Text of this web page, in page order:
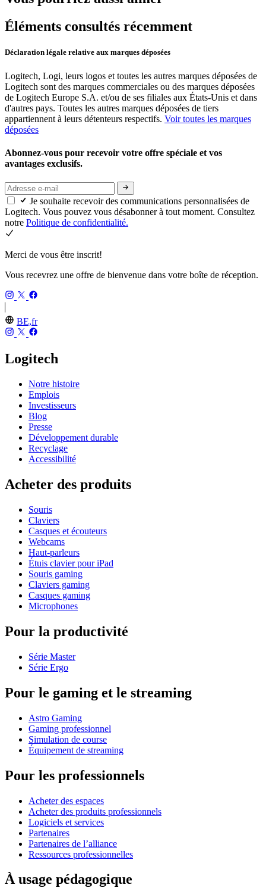
Éléments consultés récemment
Déclaration légale relative aux marques déposées
Logitech, Logi, leurs logos et toutes les autres marques déposées de
Logitech sont des marques commerciales ou des marques déposées
de Logitech Europe S.A. et/ou de ses filiales aux États-Unis et dans
d'autres pays. Toutes les autres marques déposées de tiers
appartiennent à leurs détenteurs respectifs. Voir toutes les marques
déposées
Abonnez-vous pour recevoir votre offre spéciale et vos
avantages exclusifs.
Je souhaite recevoir des communications personnalisées de
Logitech. Vous pouvez vous désabonner à tout moment. Consultez
notre Politique de confidentialité.
Merci de vous être inscrit!
Vous recevrez une offre de bienvenue dans votre boîte de réception.
BE,fr
Logitech
Notre histoire
Emplois
Investisseurs
Blog
Presse
Développement durable
Recyclage
Accessibilité
Acheter des produits
Souris
Claviers
Casques et écouteurs
Webcams
Haut-parleurs
Étuis clavier pour iPad
Souris gaming
Claviers gaming
Casques gaming
Microphones
Pour la productivité
Série Master
Série Ergo
Pour le gaming et le streaming
Astro Gaming
Gaming professionnel
Simulation de course
Équipement de streaming
Pour les professionnels
Acheter des espaces
Acheter des produits professionnels
Logiciels et services
Partenaires
Partenaires de l’alliance
Ressources professionnelles
À usage pédagogique